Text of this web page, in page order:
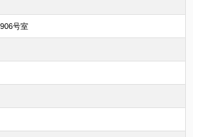
号室